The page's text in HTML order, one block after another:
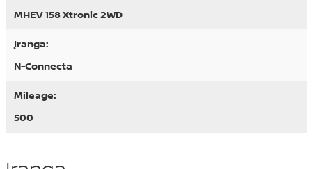
MHEV 158 Xtronic 2WD
Įranga:
N-Connecta
Mileage:
500